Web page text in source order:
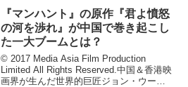
『マンハント』の原作『君よ憤怒
の河を渉れ』が中国で巻き起こし
た一大ブームとは？
© 2017 Media Asia Film Production
Limited All Rights Reserved.中国＆香港映
画界が生んだ世界的巨匠ジョン・ウー監